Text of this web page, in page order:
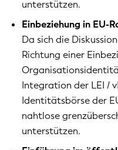
unterstützen.
Einbeziehung in
Da sich die
Richtung einer
Integration der LEI /
Identitätsbörse der
nahtlose
unterstützen.